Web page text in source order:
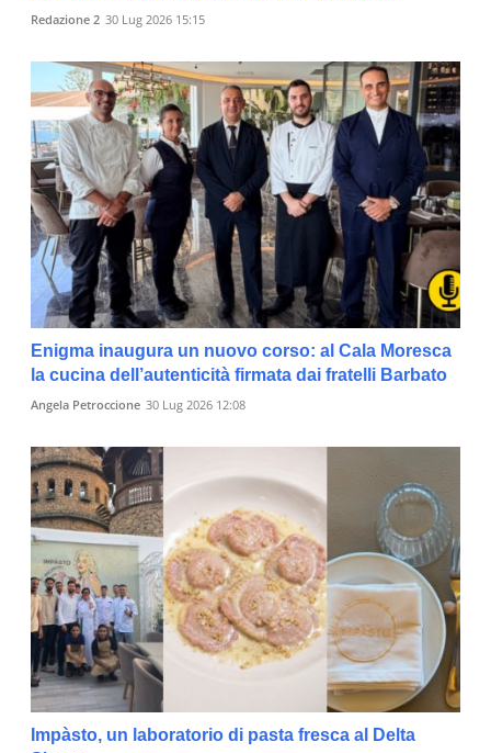
Redazione 2 30 Lug 2026 15:15
Enigma inaugura un nuovo corso: al Cala Moresca
la cucina dell’autenticità firmata dai fratelli Barbato
Angela Petroccione 30 Lug 2026 12:08
Impàsto, un laboratorio di pasta fresca al Delta